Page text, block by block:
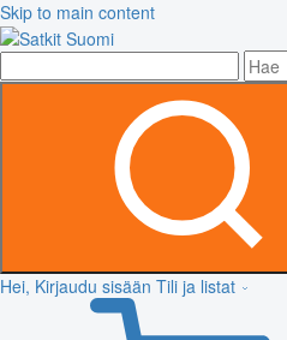
Skip to main content
Hei, Kirjaudu sisään Tili ja listat